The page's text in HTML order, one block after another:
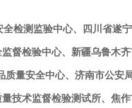
检测监验中心、四川省遂
督检验中心、新疆乌鲁木
量安全中心、济南市公安
技术监督检验测试所、焦